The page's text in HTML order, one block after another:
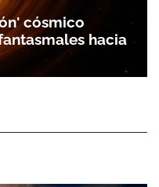
cósmico
hacia